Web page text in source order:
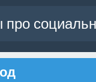
про